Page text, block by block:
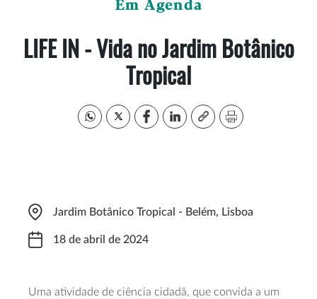
Em Agenda
LIFE IN - Vida no Jardim Botânico
Tropical
Jardim Botânico Tropical - Belém, Lisboa
18 de abril de 2024
Uma atividade de ciência cidadã, que convida a um